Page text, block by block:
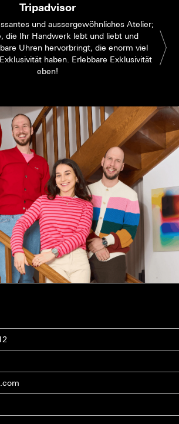
Tripadvisor
und aussergewöhnliches Atelier;
die Ihr Handwerk lebt und liebt und
Uhren hervorbringt, die enorm viel
haben. Erlebbare Exklusivität
eben!